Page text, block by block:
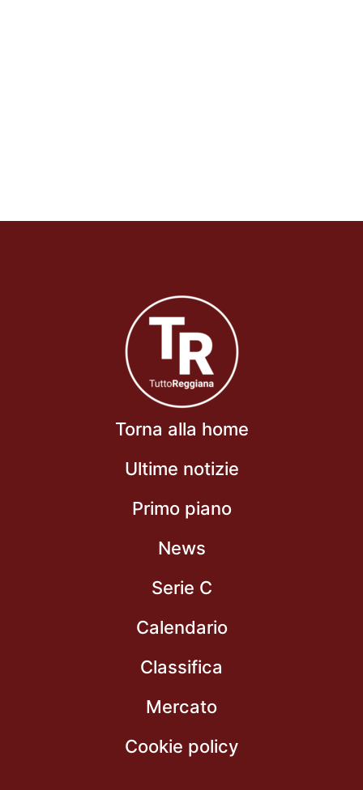
Torna alla home
Ultime notizie
Primo piano
News
Serie C
Calendario
Classifica
Mercato
Cookie policy